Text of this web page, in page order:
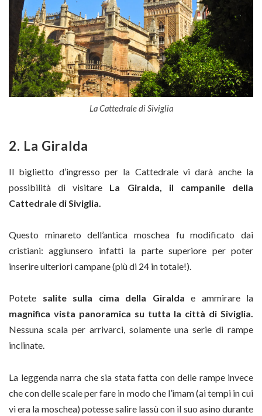
La Cattedrale di Siviglia
2. La Giralda
Il biglietto d’ingresso per la Cattedrale vi darà anche la
possibilità di visitare La Giralda, il campanile della
Cattedrale di Siviglia.
Questo minareto dell’antica moschea fu modificato dai
cristiani: aggiunsero infatti la parte superiore per poter
inserire ulteriori campane (più di 24 in totale!).
Potete salite sulla cima della Giralda e ammirare la
magnifica vista panoramica su tutta la città di Siviglia.
Nessuna scala per arrivarci, solamente una serie di rampe
inclinate.
La leggenda narra che sia stata fatta con delle rampe invece
che con delle scale per fare in modo che l’imam (ai tempi in cui
vi era la moschea) potesse salire lassù con il suo asino durante